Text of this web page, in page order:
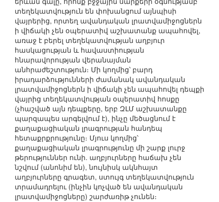
տեղեկատվություն են փոխանցում այնպիսի
վայրերից, որտեղ ավանդական լրատվամիջոցներն
ի վիճակի չեն օպերատիվ աշխատանք ապահովել,
առաջ է բերել տեղեկատվության աղբյուր
հասկացության և հավաստիության
հնարավորության վերանայման
անհրաժեշտություն։ Մի կողմից՝ բարդ
իրադարձությունների ժամանակ ավանդական
լրատվամիջոցներն ի վիճակի չեն ապահովել դեպքի
վայրից տեղեկատվության օպերատիվ հոսքը
(չհաշված այն դեպքերը, երբ ԶԼՄ աշխատանքը
պարզապես արգելվում է), ինչը մեծացնում է
քաղաքացիական լրագրության հանդեպ
հետաքրքրությունը։ Մյուս կողմից՝
քաղաքացիական լրագրությունը մի շարք լուրջ
թերություններ ունի. աղբյուրները հաճախ չեն
նշվում (անոնիմ են), նույնիսկ ակնհայտ
աղբյուրները գրագետ, ստույգ տեղեկատվություն
տրամադրելու (ինչին կոչված են ավանդական
լրատվամիջոցները) շարժառիթ չունեն։